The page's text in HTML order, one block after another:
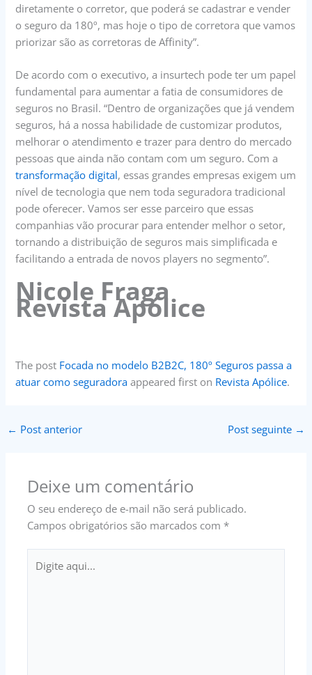
diretamente o corretor, que poderá se cadastrar e vender
o seguro da 180º, mas hoje o tipo de corretora que vamos
priorizar são as corretoras de Affinity”.
De acordo com o executivo, a insurtech pode ter um papel
fundamental para aumentar a fatia de consumidores de
seguros no Brasil. “Dentro de organizações que já vendem
seguros, há a nossa habilidade de customizar produtos,
melhorar o atendimento e trazer para dentro do mercado
pessoas que ainda não contam com um seguro. Com a
transformação digital, essas grandes empresas exigem um
nível de tecnologia que nem toda seguradora tradicional
pode oferecer. Vamos ser esse parceiro que essas
companhias vão procurar para entender melhor o setor,
tornando a distribuição de seguros mais simplificada e
facilitando a entrada de novos players no segmento”.
Nicole Fraga
Revista Apólice
The post Focada no modelo B2B2C, 180º Seguros passa a
atuar como seguradora appeared first on Revista Apólice.
← Post anterior Post seguinte →
Deixe um comentário
O seu endereço de e-mail não será publicado.
Campos obrigatórios são marcados com *
aqui...